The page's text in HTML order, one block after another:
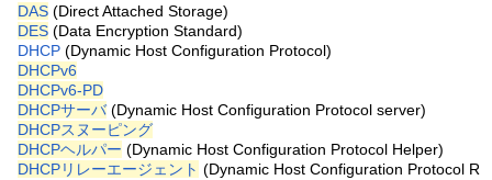
DAS (Direct Attached Storage)
DES (Data Encryption Standard)
DHCP (Dynamic Host Configuration Protocol)
DHCPv6
DHCPv6-PD
DHCPサーバ(Dynamic Host Configuration Protocol server)
DHCPスヌーピング
DHCPヘルパー (Dynamic Host Configuration Protocol Helper)
DHCPリレーエージェント (Dynamic Host Configuration Protocol R